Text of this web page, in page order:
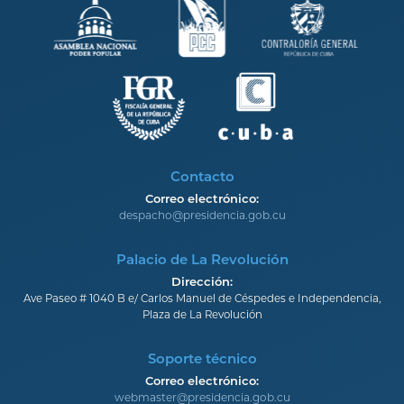
Contacto
Correo electrónico:
despacho@presidencia.gob.cu
Palacio de La Revolución
Dirección:
Ave Paseo # 1040 B e/ Carlos Manuel de Céspedes e Independencia,
Plaza de La Revolución
Soporte técnico
Correo electrónico:
webmaster@presidencia.gob.cu